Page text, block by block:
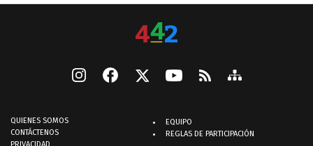
QUIENES SOMOS
CONTÁCTENOS
EQUIPO
REGLAS DE PARTICIPACIÓN